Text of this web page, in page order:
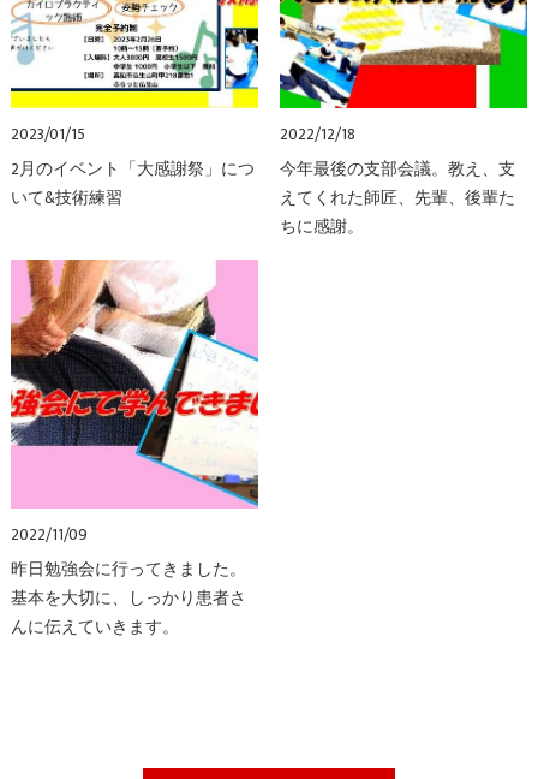
2023/01/15
2月のイベント「大感謝祭」につ
いて&技術練習
2022/12/18
今年最後の支部会議。教え、支
えてくれた師匠、先輩、後輩た
ちに感謝。
2022/11/09
昨日勉強会に行ってきました。
基本を大切に、しっかり患者さ
んに伝えていきます。